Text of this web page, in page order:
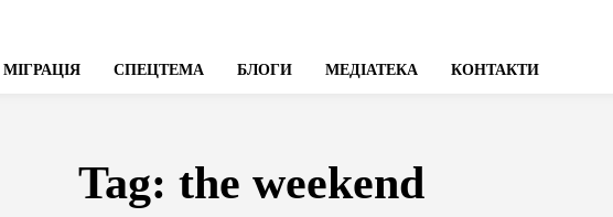
МІГРАЦІЯ СПЕЦТЕМА БЛОГИ МЕДІАТЕКА КОНТАКТИ
Tag: the weekend